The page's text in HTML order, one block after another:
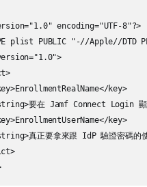
encoding="UTF-8"?>
plist PUBLIC "-//Apple//
key>
要在 Jamf Connect Login 顯
key>
真正要拿來跟 IdP 驗證密碼的